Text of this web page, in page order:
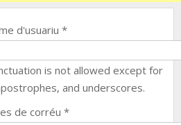
d'usuariu *
is not allowed except for
and underscores.
de corréu *